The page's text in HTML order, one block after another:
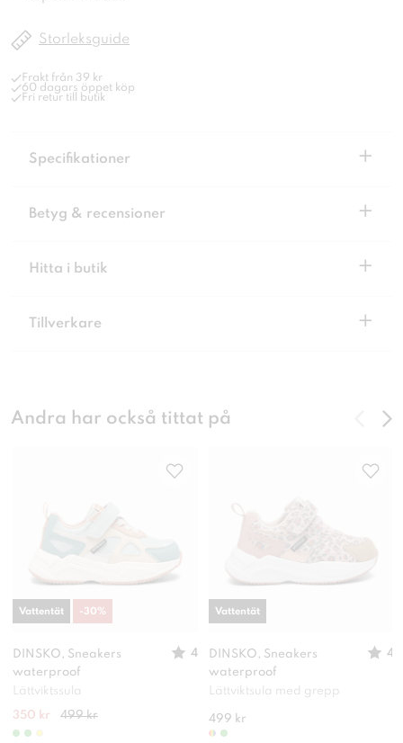
Storleksguide
Frakt från 39 kr
60 dagars öppet köp
Fri retur till butik
Specifikationer +
Betyg & recensioner +
Hitta i butik +
Tillverkare +
Andra har också tittat på
DINSKO, Sneakers
waterproof
4
Lättviktssula
350 kr 499 kr
Vattentät -30%
DINSKO, Sneakers
waterproof
4
Lättviktsula med grepp
499 kr
Vattentät